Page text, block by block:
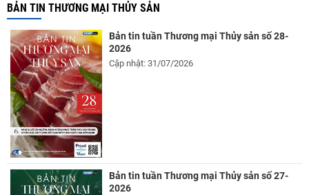
BẢN TIN THƯƠNG MẠI THỦY SẢN
Bản tin tuần Thương mại Thủy sản số 28-
2026
Cập nhật: 31/07/2026
Bản tin tuần Thương mại Thủy sản số 27-
2026